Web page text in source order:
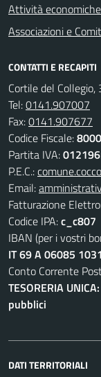
Attività
Associazioni e
CONTATTI E RECAPITI
Cortile del
Tel:0141.907007
Fax:0141.907677
Codice Fiscale:
Partita IVA:
P.E.C.:
Email:
Fatturazione
Codice IPA:c_c807
IBAN (per i vostri
IT 69 A 06085
Conto Corrente
TESORERIA
pubblici
DATI TERRITORIALI